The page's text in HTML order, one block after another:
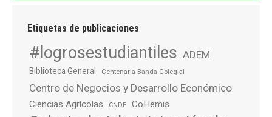
Etiquetas de publicaciones
#logrosestudiantiles ADEM
Biblioteca General Centenaria Banda Colegial
Centro de Negocios y Desarrollo Económico
Ciencias Agrícolas CNDE CoHemis